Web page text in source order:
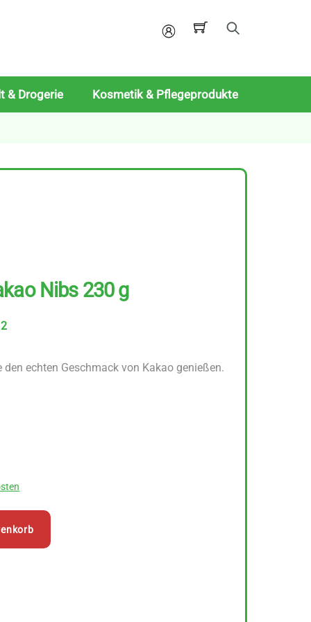
Mein
& Drogerie Kosmetik & Pflegeprodukte
Nibs 230 g
echten Geschmack von Kakao genießen.